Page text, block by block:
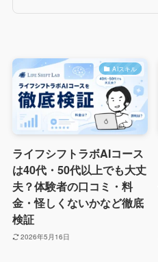
AIスキル
ライフシフトラボAIコース
は40代・50代以上でも大丈
夫？体験者の口コミ・料
金・怪しくないかなど徹底
検証
2026年5月16日